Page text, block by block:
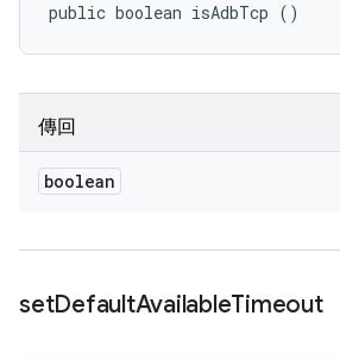
public boolean isAdbTcp ()
傳回
boolean
setDefaultAvailableTimeout